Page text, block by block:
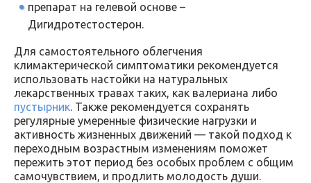
препарат на гелевой основе –
Дигидротестостерон.
Для самостоятельного облегчения
климактерической симптоматики рекомендуется
использовать настойки на натуральных
лекарственных травах таких, как валериана либо
пустырник. Также рекомендуется сохранять
регулярные умеренные физические нагрузки и
активность жизненных движений — такой подход к
переходным возрастным изменениям поможет
пережить этот период без особых проблем с общим
самочувствием, и продлить молодость души.